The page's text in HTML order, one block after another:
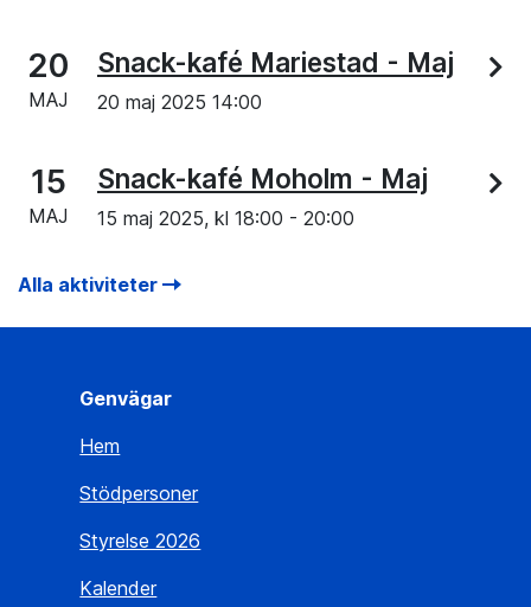
20
MAJ
Snack-kafé Mariestad - Maj
20 maj 2025 14:00
15
MAJ
Snack-kafé Moholm - Maj
15 maj 2025, kl 18:00 - 20:00
Alla aktiviteter
Genvägar
Hem
Stödpersoner
Styrelse 2026
Kalender